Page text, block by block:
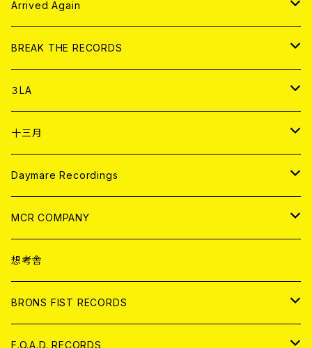
アパレル
書籍
DIGITAL CONTENTS
CD
アナログ
Arrived Again
CD
アナログ
BREAK THE RECORDS
CD
ANALOG
アパレル
３LA
CD
ANALOG
十三月
CD
ANALOG
Daymare Recordings
CD
ANALOG
MCR COMPANY
CD
アパレル
ANALOG
想考舎
BRONS FIST RECORDS
CD
F.O.A.D. RECORDS